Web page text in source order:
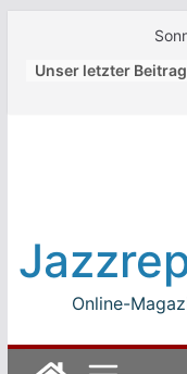
Unser letzter Beitrag
Online-